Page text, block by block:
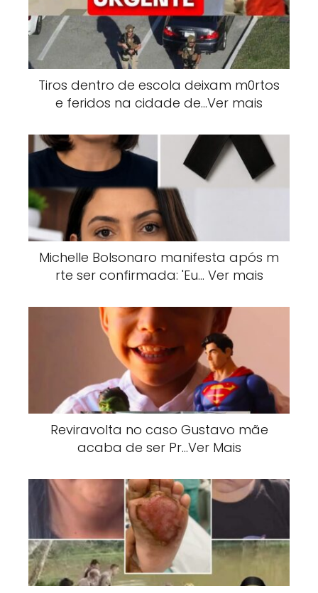
Tiros dentro de escola deixam m0rtos
e feridos na cidade de…Ver mais
Michelle Bolsonaro manifesta após m
rte ser confirmada: 'Eu… Ver mais
Reviravolta no caso Gustavo mãe
acaba de ser Pr…Ver Mais